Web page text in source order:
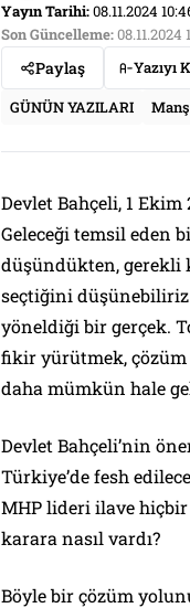
Yayın Tarihi:08.11.2024
Son Güncelleme:08.11.2024
Paylaş Yazıyı
GÜNÜN YAZILARI
Devlet Bahçeli, 1
Geleceği temsil eden
düşündükten, gerekli
seçtiğini düşünebiliriz.
yöneldiği bir gerçek.
fikir yürütmek, çözüm
daha mümkün hale
Devlet Bahçeli’nin
Türkiye’de fesh
MHP lideri ilave hiçbir
karara nasıl vardı?
Böyle bir çözüm